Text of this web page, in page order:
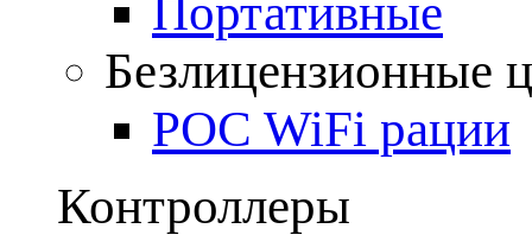
Портативные
Безлицензионные
POC WiFi рации
Контроллеры